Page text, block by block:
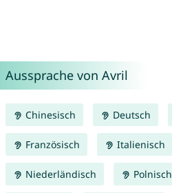
Aussprache von Avril
Chinesisch Deutsch
Französisch Italienisch
Niederländisch Polnisch